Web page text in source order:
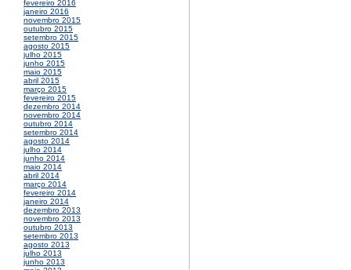
fevereiro 2016
janeiro 2016
novembro 2015
outubro 2015
setembro 2015
agosto 2015
julho 2015
junho 2015
maio 2015
abril 2015
março 2015
fevereiro 2015
dezembro 2014
novembro 2014
outubro 2014
setembro 2014
agosto 2014
julho 2014
junho 2014
maio 2014
abril 2014
março 2014
fevereiro 2014
janeiro 2014
dezembro 2013
novembro 2013
outubro 2013
setembro 2013
agosto 2013
julho 2013
junho 2013